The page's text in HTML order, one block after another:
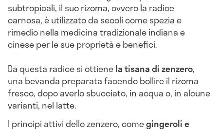
subtropicali, il suo rizoma, ovvero la radice
carnosa, è utilizzato da secoli come spezia e
rimedio nella medicina tradizionale indiana e
cinese per le sue proprietà e benefici.
Da questa radice si ottienela tisana di zenzero,
una bevanda preparata facendo bollire il rizoma
fresco, dopo averlo sbucciato, in acqua o, in alcune
varianti, nel latte.
I principi attivi dello zenzero, comegingeroli e